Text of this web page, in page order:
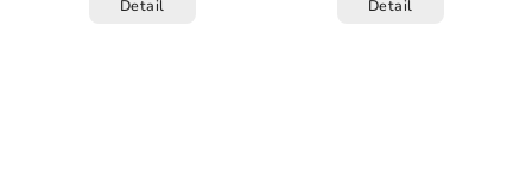
Detail Detail